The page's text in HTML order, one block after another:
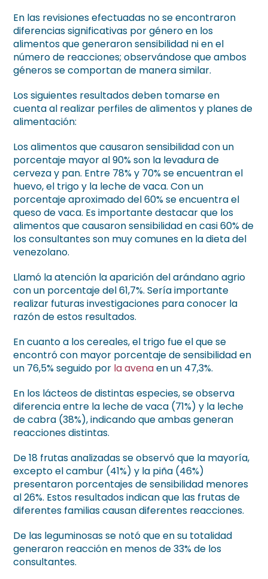
En las revisiones efectuadas no se encontraron
diferencias significativas por género en los
alimentos que generaron sensibilidad ni en el
número de reacciones; observándose que ambos
géneros se comportan de manera similar.
Los siguientes resultados deben tomarse en
cuenta al realizar perfiles de alimentos y planes de
alimentación:
Los alimentos que causaron sensibilidad con un
porcentaje mayor al 90% son la levadura de
cerveza y pan. Entre 78% y 70% se encuentran el
huevo, el trigo y la leche de vaca. Con un
porcentaje aproximado del 60% se encuentra el
queso de vaca. Es importante destacar que los
alimentos que causaron sensibilidad en casi 60% de
los consultantes son muy comunes en la dieta del
venezolano.
Llamó la atención la aparición del arándano agrio
con un porcentaje del 61,7%. Sería importante
realizar futuras investigaciones para conocer la
razón de estos resultados.
En cuanto a los cereales, el trigo fue el que se
encontró con mayor porcentaje de sensibilidad en
un 76,5% seguido por la avenaen un 47,3%.
En los lácteos de distintas especies, se observa
diferencia entre la leche de vaca (71%) y la leche
de cabra (38%), indicando que ambas generan
reacciones distintas.
De 18 frutas analizadas se observó que la mayoría,
excepto el cambur (41%) y la piña (46%)
presentaron porcentajes de sensibilidad menores
al 26%. Estos resultados indican que las frutas de
diferentes familias causan diferentes reacciones.
De las leguminosas se notó que en su totalidad
generaron reacción en menos de 33% de los
consultantes.